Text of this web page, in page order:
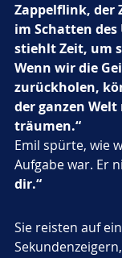
Zappelflink, der
im Schatten
stiehlt Zeit, um
Wenn wir die
zurückholen,
der ganzen
träumen.“
Emil spürte, wie
Aufgabe war. Er
dir.“
Sie reisten auf